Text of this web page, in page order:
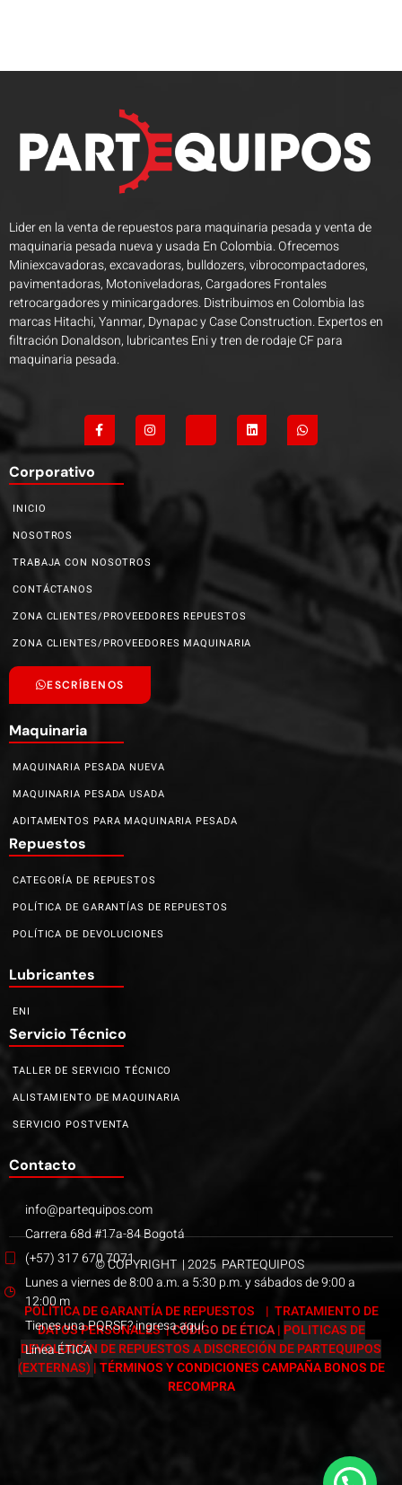
Lider en la venta de repuestos para maquinaria pesada y venta de
maquinaria pesada nueva y usada En Colombia. Ofrecemos
Miniexcavadoras, excavadoras, bulldozers, vibrocompactadores,
pavimentadoras, Motoniveladoras, Cargadores Frontales
retrocargadores y minicargadores. Distribuimos en Colombia las
marcas Hitachi, Yanmar, Dynapac y Case Construction. Expertos en
filtración Donaldson, lubricantes Eni y tren de rodaje CF para
maquinaria pesada.
Corporativo
INICIO
NOSOTROS
TRABAJA CON NOSOTROS
CONTÁCTANOS
ZONA CLIENTES/PROVEEDORES REPUESTOS
ZONA CLIENTES/PROVEEDORES MAQUINARIA
ESCRÍBENOS
Maquinaria
MAQUINARIA PESADA NUEVA
MAQUINARIA PESADA USADA
ADITAMENTOS PARA MAQUINARIA PESADA
Repuestos
CATEGORÍA DE REPUESTOS
POLÍTICA DE GARANTÍAS DE REPUESTOS
POLÍTICA DE DEVOLUCIONES
Lubricantes
ENI
Servicio Técnico
TALLER DE SERVICIO TÉCNICO
ALISTAMIENTO DE MAQUINARIA
SERVICIO POSTVENTA
Contacto
info@partequipos.com
Carrera 68d #17a-84 Bogotá
(+57) 317 670 7071
Lunes a viernes de 8:00 a.m. a 5:30 p.m. y sábados de 9:00 a
12:00 m
Tienes una PQRSF? ingresa aquí
Línea ÉTICA
© COPYRIGHT | 2025 PARTEQUIPOS
POLÍTICA DE GARANTÍA DE REPUESTOS | TRATAMIENTO DE
DATOS PERSONALES|CÓDIGO DE ÉTICA| POLITICAS DE
DEVOLUCIÓN DE REPUESTOS A DISCRECIÓN DE PARTEQUIPOS
(EXTERNAS) |TÉRMINOS Y CONDICIONES CAMPAÑA BONOS DE
RECOMPRA